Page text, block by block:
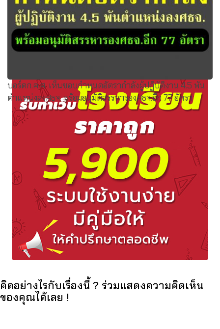
บอร์ดก.ค.ศ. เห็นชอบกำหนดอัตรากำลังผู้ปฏิบัติงาน 4.5 พัน
ตำแหน่งลงศธจ. พร้อมอนุมัติสรรหารองศธจ.อีก 77 อัตรา
คิดอย่างไรกับเรื่องนี้ ? ร่วมแสดงความคิดเห็น
ของคุณได้เลย !